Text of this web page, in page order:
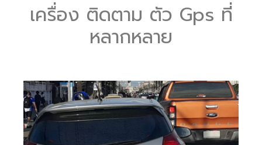
เครื่อง ติดตาม ตัว Gps ที่
หลากหลาย